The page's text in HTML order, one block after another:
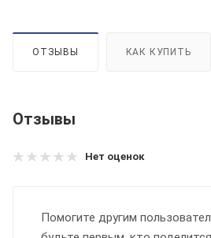
ОТЗЫВЫ КАК КУПИТЬ
Отзывы
Нет оценок
Помогите другим